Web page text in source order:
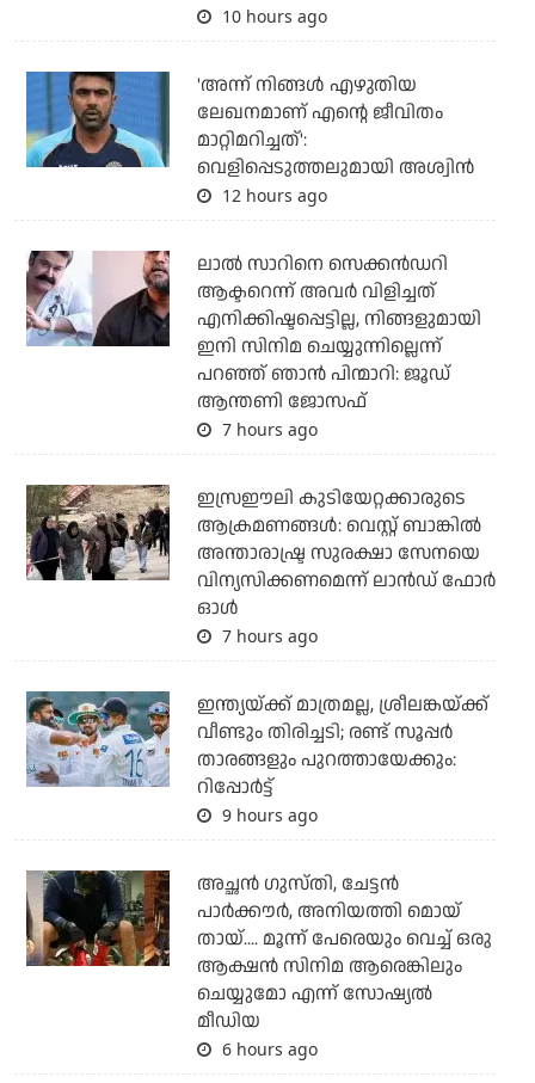
10 hours ago
'അന്ന് നിങ്ങള്‍ എഴുതിയ
ലേഖനമാണ് എന്റെ ജീവിതം
മാറ്റിമറിച്ചത്':
വെളിപ്പെടുത്തലുമായി അശ്വിന്‍
12 hours ago
ലാല്‍ സാറിനെ സെക്കന്‍ഡറി
ആക്ടറെന്ന് അവര്‍ വിളിച്ചത്
എനിക്കിഷ്ടപ്പെട്ടില്ല, നിങ്ങളുമായി
ഇനി സിനിമ ചെയ്യുന്നില്ലെന്ന്
പറഞ്ഞ് ഞാന്‍ പിന്മാറി: ജൂഡ്
ആന്തണി ജോസഫ്
7 hours ago
ഇസ്രഈലി കുടിയേറ്റക്കാരുടെ
ആക്രമണങ്ങള്‍: വെസ്റ്റ് ബാങ്കില്‍
അന്താരാഷ്ട്ര സുരക്ഷാ സേനയെ
വിന്യസിക്കണമെന്ന് ലാന്‍ഡ് ഫോര്‍
ഓള്‍
7 hours ago
ഇന്ത്യയ്ക്ക് മാത്രമല്ല, ശ്രീലങ്കയ്ക്ക്
വീണ്ടും തിരിച്ചടി; രണ്ട് സൂപ്പര്‍
താരങ്ങളും പുറത്തായേക്കും:
റിപ്പോര്‍ട്ട്
9 hours ago
അച്ഛന്‍ ഗുസ്തി, ചേട്ടന്‍
പാര്‍ക്കൗര്‍, അനിയത്തി മൊയ്
തായ്.... മൂന്ന് പേരെയും വെച്ച് ഒരു
ആക്ഷന്‍ സിനിമ ആരെങ്കിലും
ചെയ്യുമോ എന്ന് സോഷ്യല്‍
മീഡിയ
6 hours ago